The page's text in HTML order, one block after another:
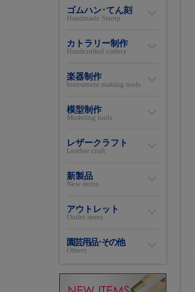
ゴムハン･てん刻
Handmade Stamp
カトラリー制作
Handcrafted cutlery
楽器制作
Instrument making tools
模型制作
Modeling tools
レザークラフト
Leather craft
新製品
New items
アウトレット
Outlet items
園芸用品･その他
Others